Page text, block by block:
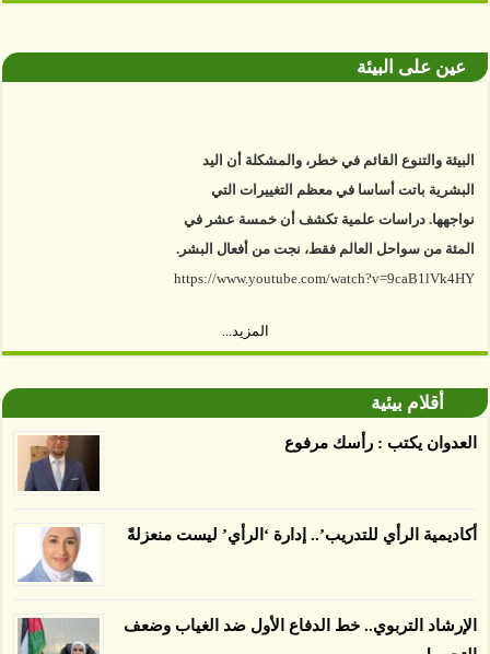
عين على البيئة
اعتمادها على أنها مستدامة تدمرت بشكل أسرع من
الغطاء عن أي ادعاءات تقول بأن الزيت يمكن ألا
يسبب الدمار. وكشفت الدراسة فقدان المناطق
بينما فقدت المناطق غير المعتمدة 34 في المئة، وفقاً
المزيد...
أقلام بيئية
العدوان يكتب : رأسك مرفوع
أكاديمية الرأي للتدريب’.. إدارة ‘الرأي’ ليست منعزلةً
الإرشاد التربوي.. خط الدفاع الأول ضد الغياب وضعف